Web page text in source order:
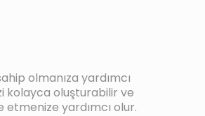
olmanıza yardımcı
kolayca oluşturabilir ve
etmenize yardımcı olur.